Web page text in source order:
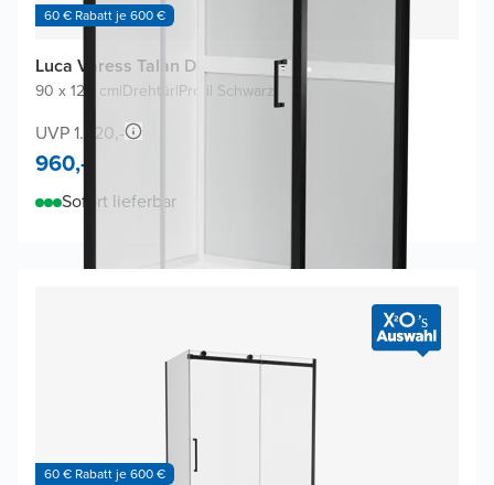
60 € Rabatt je 600 €
Luca Varess Talan Duschkabine
90 x 120 cm|Drehtür|Profil Schwarz
UVP 1.920,-
960,-
Sofort lieferbar
60 € Rabatt je 600 €